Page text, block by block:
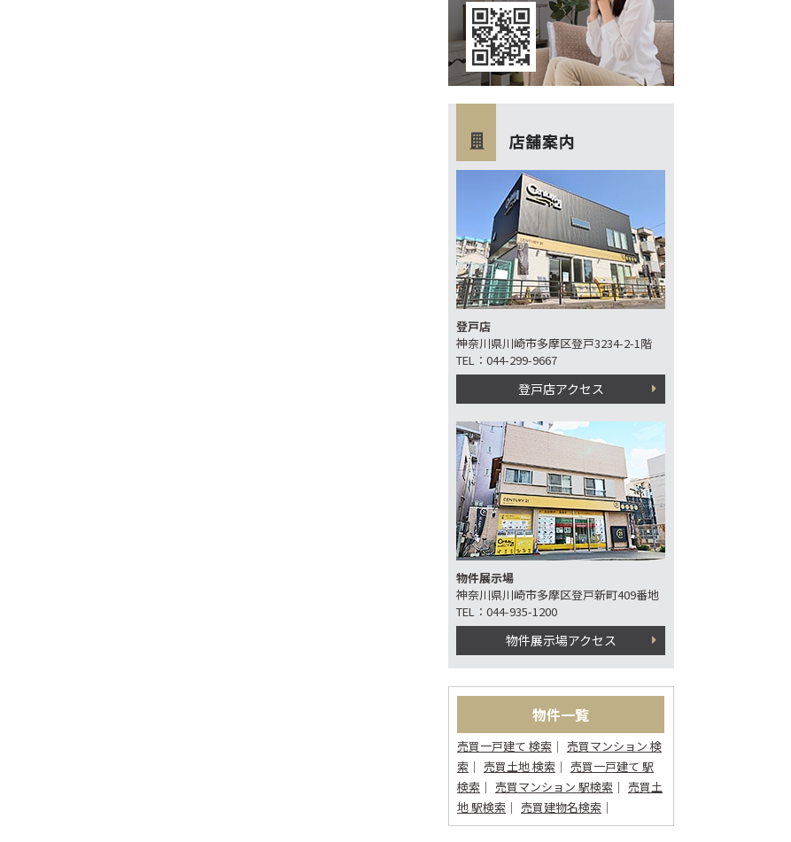
登戸店
神奈川県川崎市多摩区登戸3234-2-1階
TEL：044-299-9667
登戸店アクセス
物件展示場
神奈川県川崎市多摩区登戸新町409番地
TEL：044-935-1200
物件展示場アクセス
物件一覧
売買一戸建て 検索
売買マンション 検
索
売買土地 検索
売買一戸建て 駅
検索
売買マンション 駅検索
売買土
地 駅検索
売買建物名検索